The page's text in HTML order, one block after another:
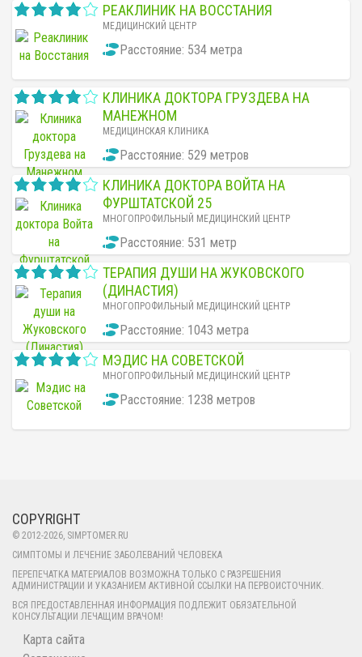
РЕАКЛИНИК НА ВОССТАНИЯ
МЕДИЦИНСКИЙ ЦЕНТР
Расстояние: 534 метра
КЛИНИКА ДОКТОРА ГРУЗДЕВА НА
МАНЕЖНОМ
МЕДИЦИНСКАЯ КЛИНИКА
Расстояние: 529 метров
КЛИНИКА ДОКТОРА ВОЙТА НА
ФУРШТАТСКОЙ 25
МНОГОПРОФИЛЬНЫЙ МЕДИЦИНСКИЙ ЦЕНТР
Расстояние: 531 метр
ТЕРАПИЯ ДУШИ НА ЖУКОВСКОГО
(ДИНАСТИЯ)
МНОГОПРОФИЛЬНЫЙ МЕДИЦИНСКИЙ ЦЕНТР
Расстояние: 1043 метра
МЭДИС НА СОВЕТСКОЙ
МНОГОПРОФИЛЬНЫЙ МЕДИЦИНСКИЙ ЦЕНТР
Расстояние: 1238 метров
COPYRIGHT
© 2012-2026 , SIMPTOMER.RU
СИМПТОМЫ И ЛЕЧЕНИЕ ЗАБОЛЕВАНИЙ ЧЕЛОВЕКА
ПЕРЕПЕЧАТКА МАТЕРИАЛОВ ВОЗМОЖНА ТОЛЬКО С РАЗРЕШЕНИЯ
АДМИНИСТРАЦИИ И УКАЗАНИЕМ АКТИВНОЙ ССЫЛКИ НА ПЕРВОИСТОЧНИК.
ВСЯ ПРЕДОСТАВЛЕННАЯ ИНФОРМАЦИЯ ПОДЛЕЖИТ ОБЯЗАТЕЛЬНОЙ
КОНСУЛЬТАЦИИ ЛЕЧАЩИМ ВРАЧОМ!
Карта сайта